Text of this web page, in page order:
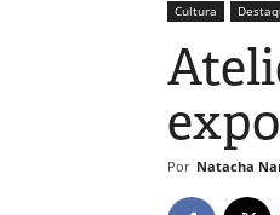
Cultura
Por Natacha